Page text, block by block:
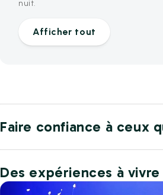
nuit.
Afficher tout
Faire confiance à ceux
Des expériences à vivre